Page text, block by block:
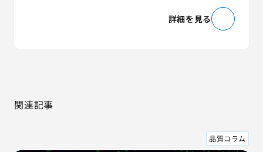
詳細を見る
関連記事
品質コラム